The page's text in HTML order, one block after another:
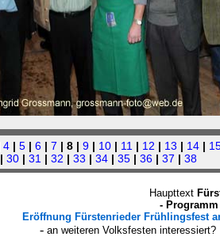
4 | 5 | 6 | 7 | 8 | 9 | 10 | 11 | 12 | 13 | 14 |
| 30 | 31 | 32 | 33 | 34 | 35 | 36 | 37 | 38
Haupttext
-
Eröffnung Fürstenrieder Frühlingsfest
- an weiteren Volksfesten